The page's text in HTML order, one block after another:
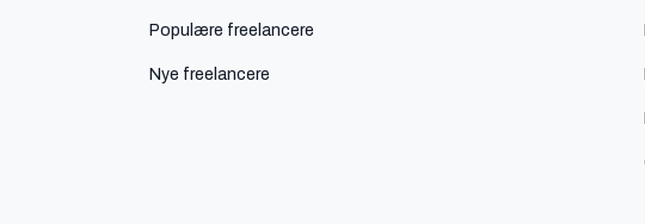
Populære freelancere
Nye freelancere